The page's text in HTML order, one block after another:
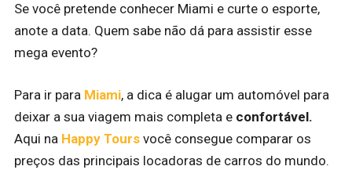
Se você pretende conhecer Miami e curte o esporte,
anote a data. Quem sabe não dá para assistir esse
mega evento?
Para ir para Miami, a dica é alugar um automóvel para
deixar a sua viagem mais completa e confortável.
Aqui na Happy Tours você consegue comparar os
preços das principais locadoras de carros do mundo.